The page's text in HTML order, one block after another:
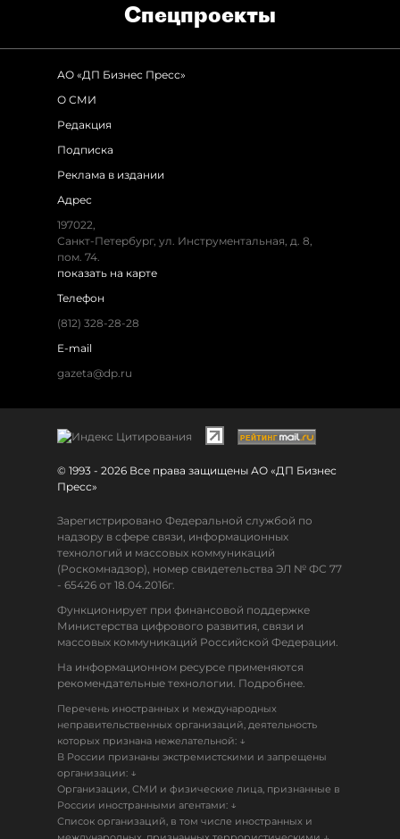
Спец­проекты
АО «ДП Бизнес Пресс»
О СМИ
Редакция
Подписка
Реклама в издании
Адрес
197022,
Санкт-Петербург, ул. Инструментальная, д. 8,
пом. 74.
показать на карте
Телефон
(812) 328-28-28
E-mail
gazeta@dp.ru
© 1993 - 2026 Все права защищены АО «ДП Бизнес
Пресс»
Зарегистрировано Федеральной службой по
надзору в сфере связи, информационных
технологий и массовых коммуникаций
(Роскомнадзор), номер свидетельства ЭЛ № ФС 77
- 65426 от 18.04.2016г.
Функционирует при финансовой поддержке
Министерства цифрового развития, связи и
массовых коммуникаций Российской Федерации.
На информационном ресурсе применяются
рекомендательные технологии. Подробнее.
Перечень иностранных и международных
неправительственных организаций, деятельность
которых признана нежелательной: ↓
В России признаны экстремистскими и запрещены
организации: ↓
Организации, СМИ и физические лица, признанные в
России иностранными агентами: ↓
Список организаций, в том числе иностранных и